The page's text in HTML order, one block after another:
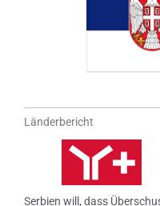
Länderbericht
Serbien will, dass